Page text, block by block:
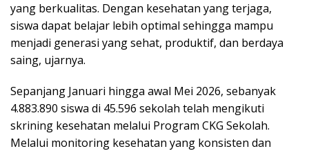
yang berkualitas. Dengan kesehatan yang terjaga,
siswa dapat belajar lebih optimal sehingga mampu
menjadi generasi yang sehat, produktif, dan berdaya
saing, ujarnya.
Sepanjang Januari hingga awal Mei 2026, sebanyak
4.883.890 siswa di 45.596 sekolah telah mengikuti
skrining kesehatan melalui Program CKG Sekolah.
Melalui monitoring kesehatan yang konsisten dan